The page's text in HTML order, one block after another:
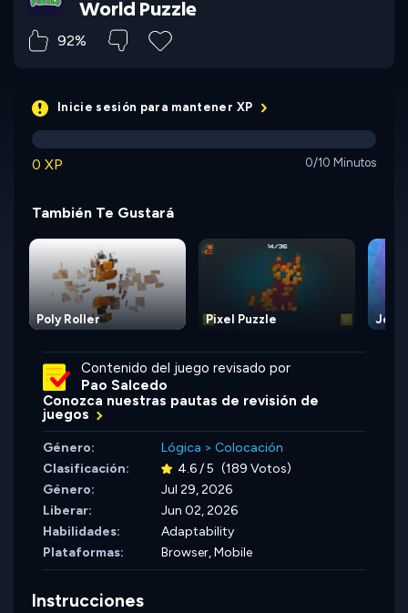
World Puzzle
92%
Inicie sesión para mantener XP
0 XP 0/10 Minutos
También Te Gustará
Poly Roller Pixel Puzzle
Contenido del juego revisado por
Pao Salcedo
Conozca nuestras pautas de revisión de
juegos
Género: Lógica > Colocación
Clasificación:
4.6 / 5 (189 Votos)
Género:
Jul 29, 2026
Liberar:
Jun 02, 2026
Habilidades:
Adaptability
Plataformas:
Browser, Mobile
Instrucciones